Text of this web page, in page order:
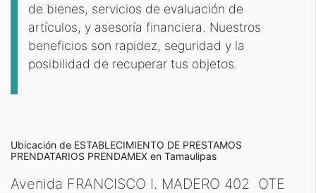
de bienes, servicios de evaluación de
artículos, y asesoría financiera. Nuestros
beneficios son rapidez, seguridad y la
posibilidad de recuperar tus objetos.
Ubicación de ESTABLECIMIENTO DE PRESTAMOS
PRENDATARIOS PRENDAMEX en Tamaulipas
Avenida FRANCISCO I. MADERO 402 OTE